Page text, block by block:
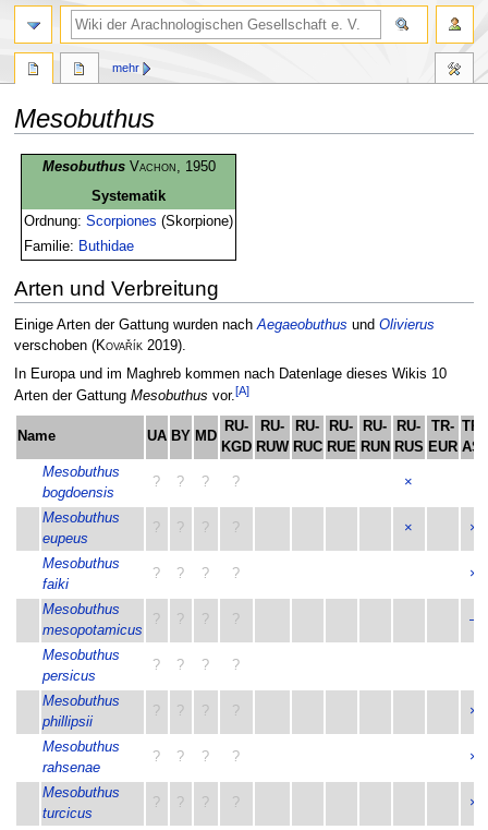
Mesobuthus
Mesobuthus Vachon , 1950
Systematik
Ordnung:Scorpiones (Skorpione)
Familie: Buthidae
Arten und Verbreitung
Einige Arten der Gattung wurden nachAegaeobuthus und Olivierus
verschoben (Kovařík2019).
In Europa und im Maghreb kommen nach Datenlage dieses Wikis 10
Arten der Gattung Mesobuthus vor.[A]
Name UA BY MD
RU-
KGD
RU-
RUW
RU-
RUC
RU-
RUE
RU-
RUN
RU-
RUS
TR-
EUR
TR-
ASI
Mesobuthus
bogdoensis
? ? ? ? ×
Mesobuthus
eupeus
? ? ? ? × ×
Mesobuthus
faiki
? ? ? ? ×
Mesobuthus
mesopotamicus
? ? ? ? –
Mesobuthus
persicus
? ? ? ?
Mesobuthus
phillipsii
? ? ? ? ×
Mesobuthus
rahsenae
? ? ? ? ×
Mesobuthus
turcicus
? ? ? ? ×
mehr